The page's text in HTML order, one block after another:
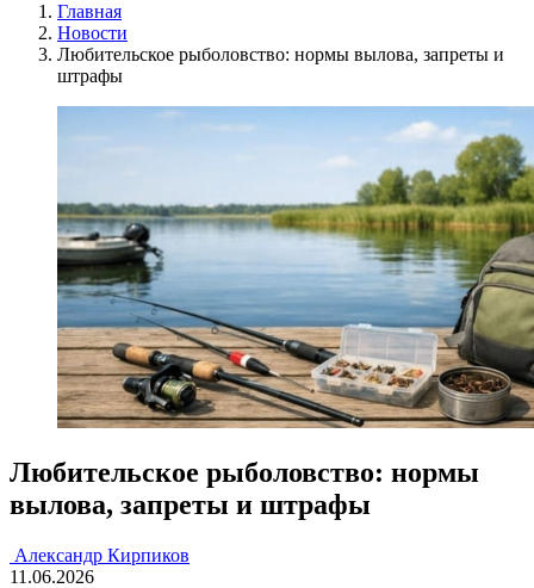
Главная
Новости
Любительское рыболовство: нормы вылова, запреты и
штрафы
Любительское рыболовство: нормы
вылова, запреты и штрафы
Александр Кирпиков
11.06.2026